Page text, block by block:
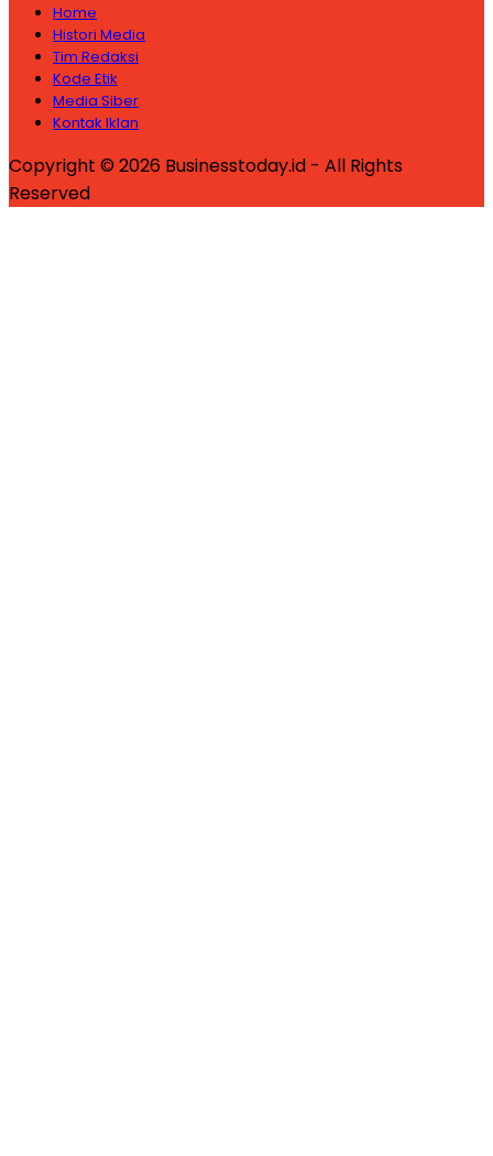
Home
Histori Media
Tim Redaksi
Kode Etik
Media Siber
Kontak Iklan
Copyright © 2026 Businesstoday.id - All Rights
Reserved